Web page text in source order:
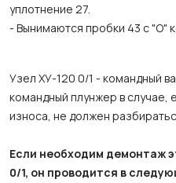
уплотнение 27.
- Вынимаются пробки 43 с "О"
Узел ХУ-120 0/1 - командный
командный плунжер в случае,
износа, не должен
Если необходим демонтаж
0/1, он проводится в